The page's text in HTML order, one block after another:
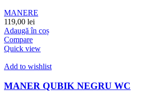
MANERE
119,00 lei
Adaugă în coș
Compare
Quick view
Add to wishlist
MANER QUBIK NEGRU WC